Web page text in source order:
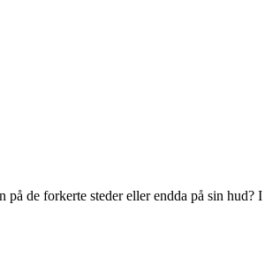
de forkerte steder eller endda på sin hud?